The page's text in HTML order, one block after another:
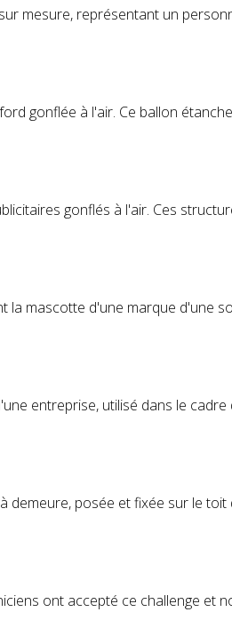
mesure, représentant un
gonflée à l'air. Ce ballon
gonflés à l'air. Ces
la mascotte d'une marque d'une
entreprise, utilisé dans le
posée et fixée sur le
ont accepté ce challenge et